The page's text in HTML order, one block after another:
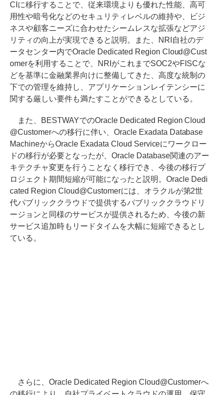
CIに移行することで、従来環境よりも優れた性能、高可
用性や暗号化などのセキュリティレベルの維持や、ビジ
ネスや顧客ニーズに合わせたシームレスな拡張などアジ
リティの向上が実現できると説明。また、NRI自社のデ
ータセンター内でOracle Dedicated Region Cloud@Cust
omerを利用することで、NRIがこれまでSOC2やFISCな
どを基準に金融業界向けに整備してきた、高度な統制の
下での管理を維持し、アプリケーションレイテンシーに
関する厳しい要件も満たすことができるとしている。
また、BESTWAYでのOracle Dedicated Region Cloud
@Customerへの移行に伴い、Oracle Exadata Database
MachineからOracle Exadata Cloud Serviceにワークロー
ドの移行が必要となったが、Oracle Database関連のアー
キテクチャ変更を行うことなく移行でき、今後の移行プ
ロジェクト期間短縮が可能になったと説明。Oracle Dedi
cated Region Cloud@Customerには、オラクルが第2世
代パブリッククラウドで提供するパブリッククラウドリ
ージョンと同様のサービスが提供されるため、今後の新
サービス追加時もリードタイムを大幅に短縮できるとし
ている。
さらに、Oracle Dedicated Region Cloud@Customerへ